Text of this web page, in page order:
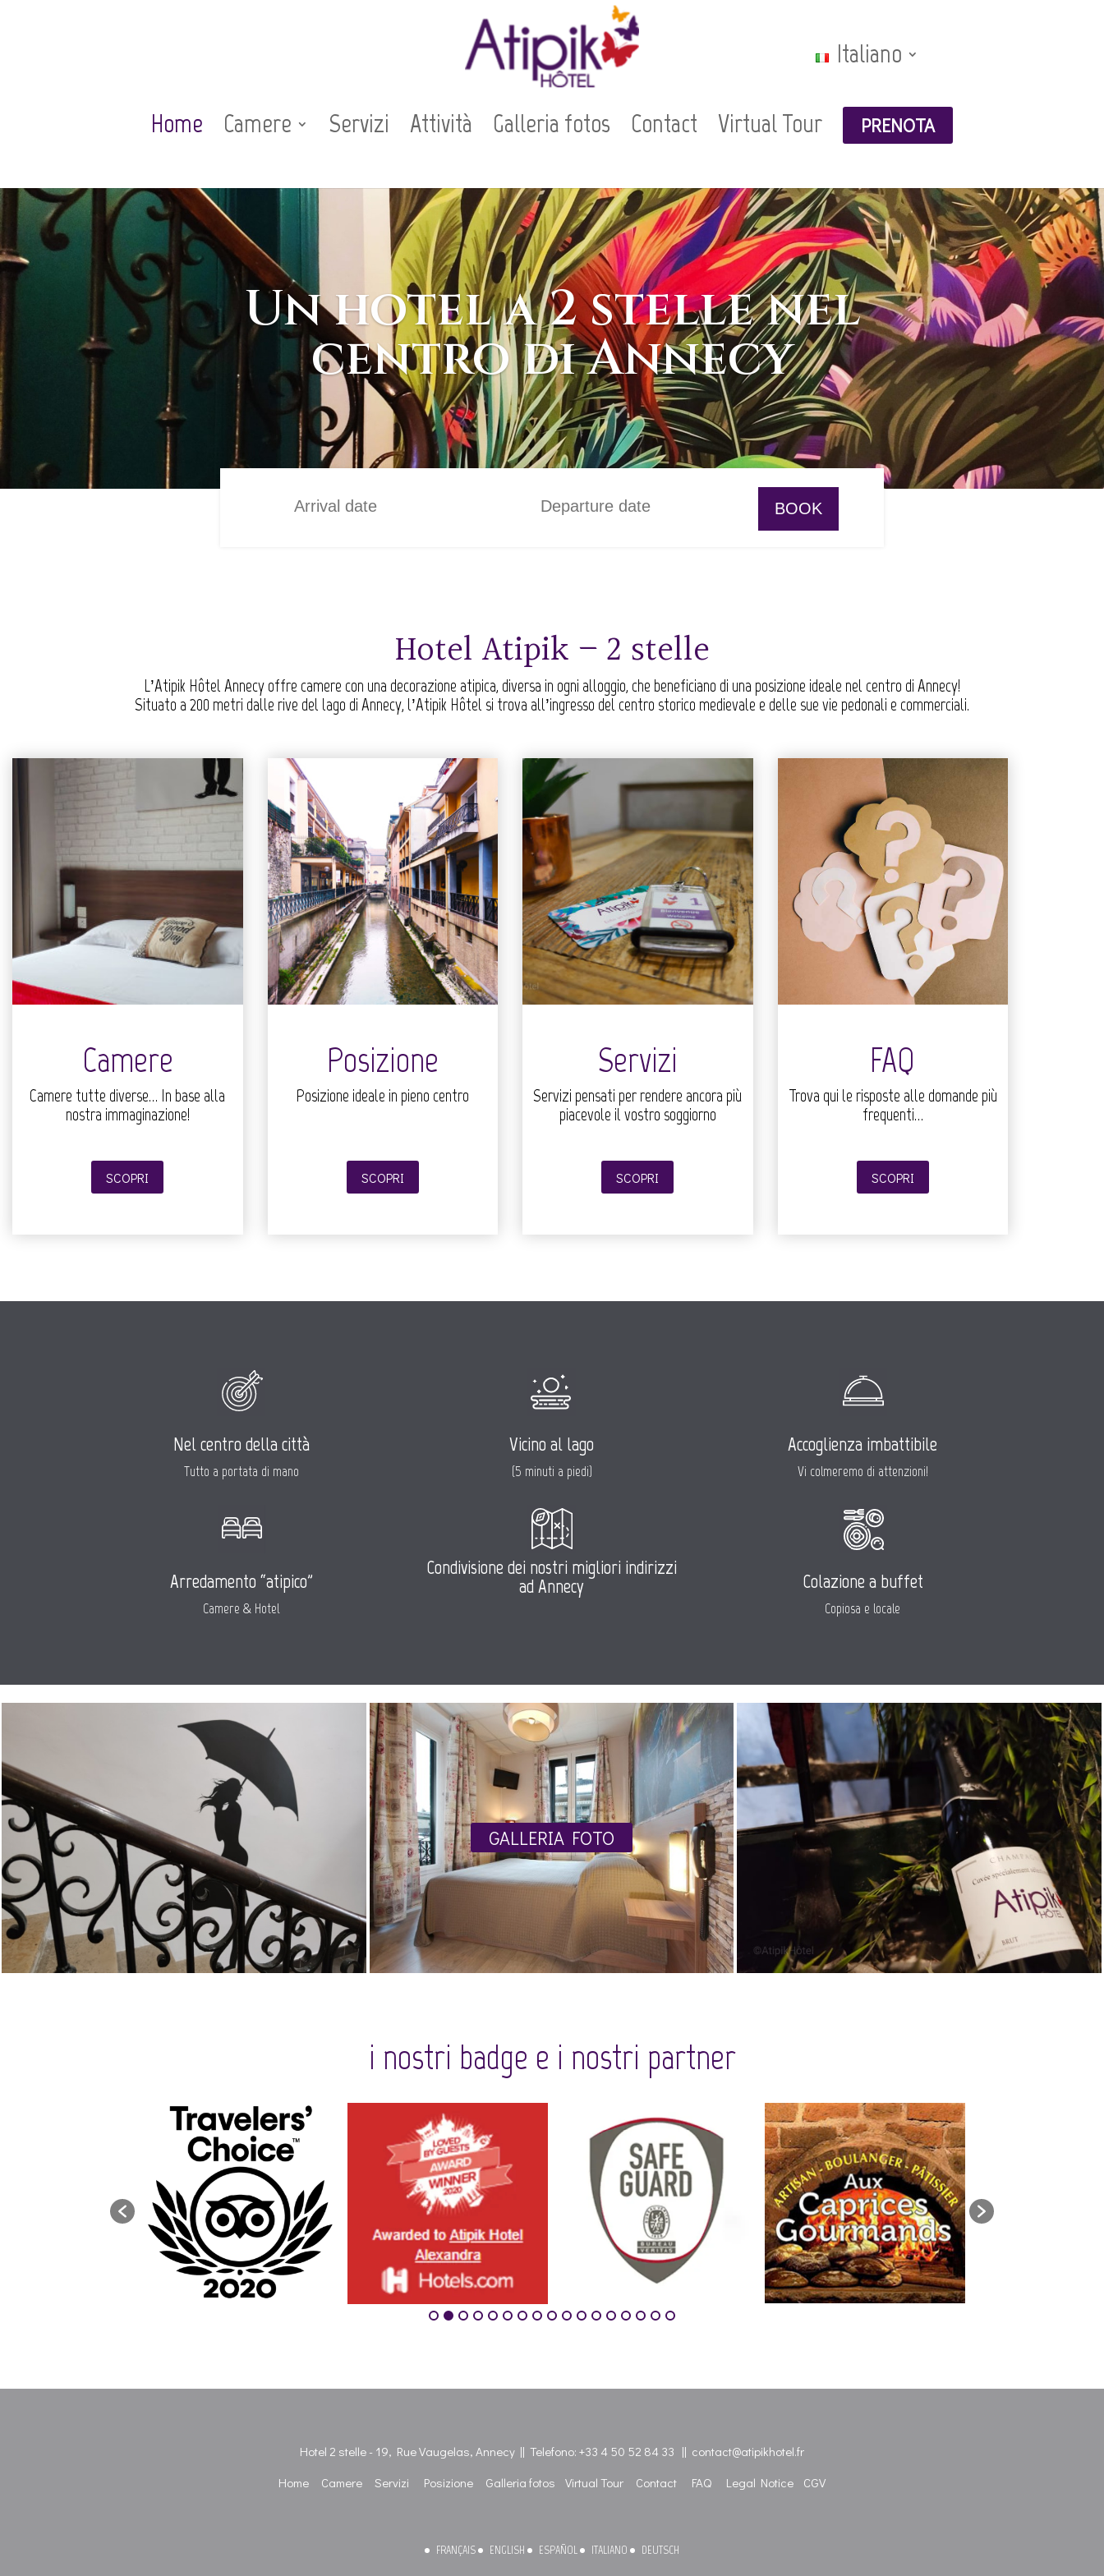
Home Camere Servizi Attività Galleria fotos Contact Virtual Tour
Italiano
PRENOTA
Un hotel a 2 stelle nel
centro di Annecy
Hotel Atipik – 2 stelle
L’Atipik Hôtel Annecy offre camere con una decorazione atipica, diversa in ogni alloggio, che beneficiano di una posizione ideale nel centro di Annecy!
Situato a 200 metri dalle rive del lago di Annecy, l’Atipik Hôtel si trova all’ingresso del centro storico medievale e delle sue vie pedonali e commerciali.
Camere
Camere tutte diverse… In base alla
nostra immaginazione!
SCOPRI
Posizione
Posizione ideale in pieno centro
SCOPRI
Servizi
Servizi pensati per rendere ancora più
piacevole il vostro soggiorno
SCOPRI
FAQ
Trova qui le risposte alle domande più
frequenti…
SCOPRI
Nel centro della città
Tutto a portata di mano
Arredamento “atipico”
Camere & Hotel
Vicino al lago
(5 minuti a piedi)
Condivisione dei nostri migliori indirizzi
ad Annecy
Accoglienza imbattibile
Vi colmeremo di attenzioni!
Colazione a buffet
Copiosa e locale
GALLERIA FOTO
i nostri badge e i nostri partner
Hotel 2 stelle - 19, Rue Vaugelas, Annecy || Telefono: +33 4 50 52 84 33 || contact@atipikhotel.fr
Home
Camere Servizi Posizione Galleria fotos Virtual Tour Contact FAQ Legal Notice CGV
FRANÇAIS ENGLISH ESPAÑOL ITALIANO DEUTSCH